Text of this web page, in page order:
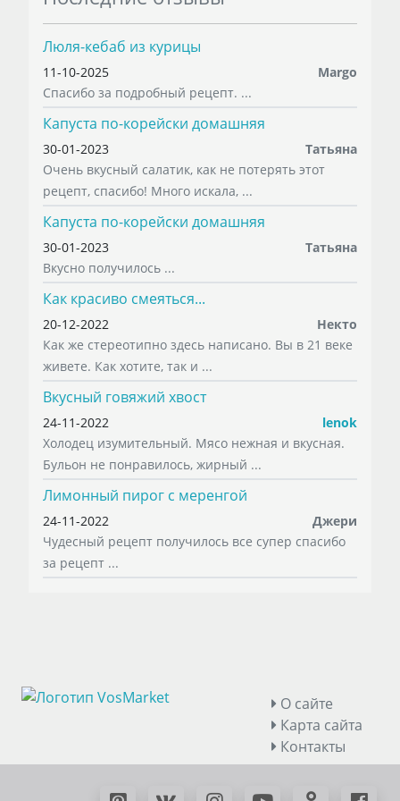
Люля-кебаб из курицы
11-10-2025
Margo
Спасибо за подробный рецепт. ...
Капуста по-корейски домашняя
30-01-2023
Татьяна
Очень вкусный салатик, как не потерять этот
рецепт, спасибо! Много искала, ...
Капуста по-корейски домашняя
30-01-2023
Татьяна
Вкусно получилось ...
Как красиво смеяться...
20-12-2022
Некто
Как же стереотипно здесь написано. Вы в 21 веке
живете. Как хотите, так и ...
Вкусный говяжий хвост
24-11-2022
lenok
Холодец изумительный. Мясо нежная и вкусная.
Бульон не понравилось, жирный ...
Лимонный пирог с меренгой
24-11-2022
Джери
Чудесный рецепт получилось все супер спасибо
за рецепт ...
О сайте
Карта сайта
Контакты